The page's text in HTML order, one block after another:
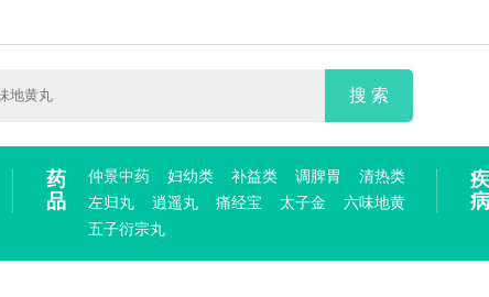
搜 索
药
品
仲景中药 妇幼类 补益类 调脾胃
清热类
左归丸
逍遥丸 痛经宝 太子金
六味地黄
五子衍宗丸
疾
病